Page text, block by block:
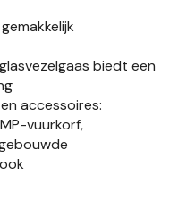
biedt een
accessoires:
vuurkorf,